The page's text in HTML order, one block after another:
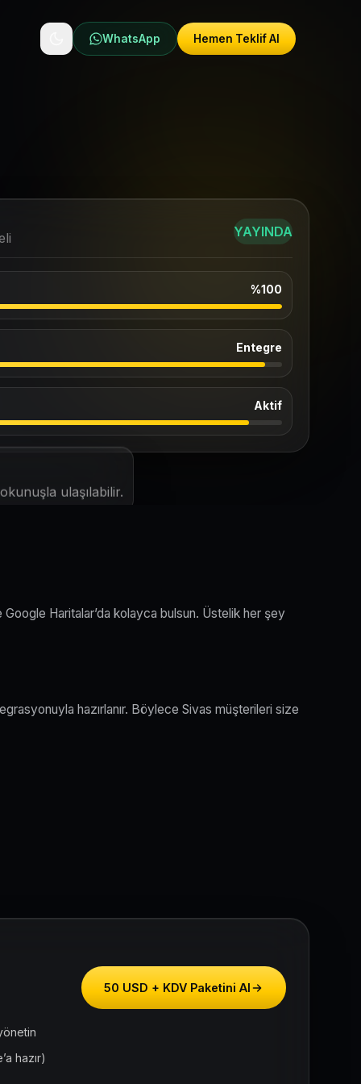
WhatsApp Hemen Teklif Al
YAYINDA
%100
Entegre
Aktif
ulaşılabilir.
Haritalar’da kolayca bulsun. Üstelik her şey
hazırlanır. Böylece Sivas müşterileri size
50 USD + KDV Paketini Al
hazır)